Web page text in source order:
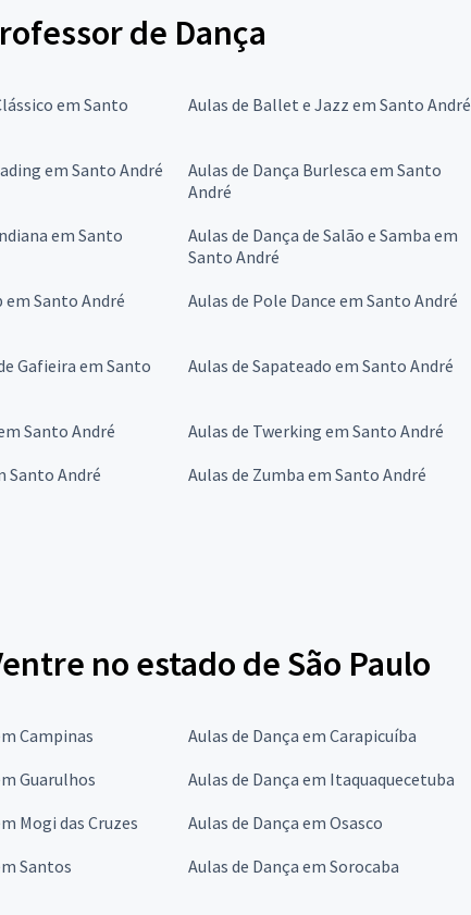
de Dança
em Santo
Aulas de Ballet e Jazz em Santo André
em Santo André
Aulas de Dança Burlesca em Santo
André
em Santo
Aulas de Dança de Salão e Samba em
Santo André
em Santo André Aulas de Pole Dance em Santo André
Gafieira em Santo
Aulas de Sapateado em Santo André
Santo André Aulas de Twerking em Santo André
Santo André Aulas de Zumba em Santo André
no estado de São Paulo
Campinas Aulas de Dança em Carapicuíba
Guarulhos Aulas de Dança em Itaquaquecetuba
Mogi das Cruzes Aulas de Dança em Osasco
Santos Aulas de Dança em Sorocaba